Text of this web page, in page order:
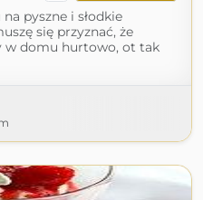
pyszne i słodkie
się przyznać, że
w domu hurtowo, ot tak